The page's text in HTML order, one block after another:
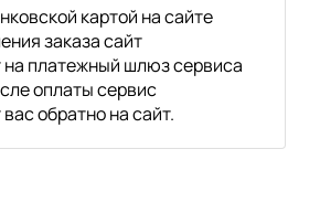
картой на сайте
заказа сайт
на платежный шлюз сервиса
оплаты сервис
обратно на сайт.